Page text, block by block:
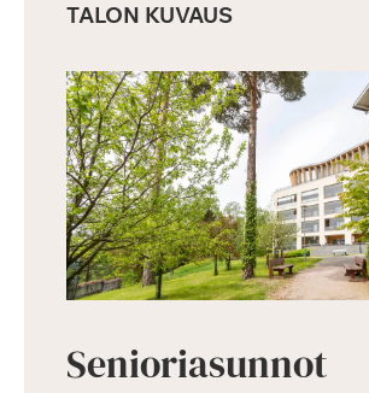
TALON KUVAUS
Senioriasunnot